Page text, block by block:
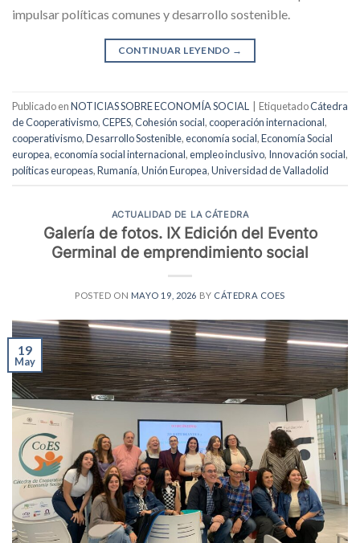
impulsar políticas comunes y desarrollo sostenible.
CONTINUAR LEYENDO →
Publicado enNOTICIAS SOBRE ECONOMÍA SOCIAL EtiquetadoCátedra
de Cooperativismo,CEPES,Cohesión social,cooperación internacional,
cooperativismo,Desarrollo Sostenible,economía social,Economía Social
europea,economía social internacional,empleo inclusivo, Innovación social,
políticas europeas,Rumanía,Unión Europea,Universidad de Valladolid
ACTUALIDAD DE LA CÁTEDRA
Galería de fotos. IX Edición del Evento
Germinal de emprendimiento social
POSTED ON MAYO 19, 2026 BY CÁTEDRA COES
19
May